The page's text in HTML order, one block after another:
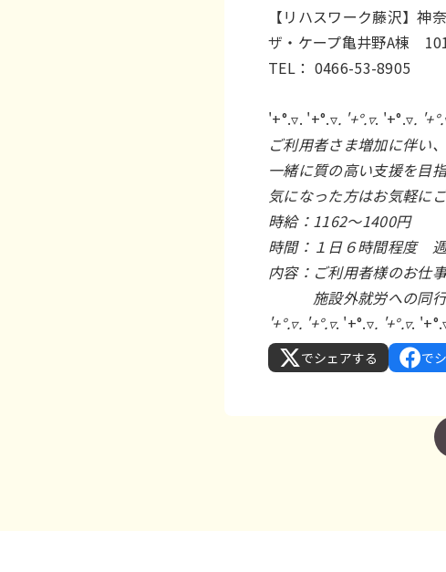
【リハスワーク藤沢】神
ザ・ケープ亀井野A棟
TEL： 0466-53-8905
'+°.▿. '+°.▿. '+°.▿. '+°.▿.
ご利用者さま増加に伴い
一緒に質の高い支援を目
気になった方はお気軽に
時給：1162～1400円
時間：１日６時間程度 週
内容：ご利用者様のお仕
施設外就労への同行
'+°.▿. '+°.▿. '+°.▿. '+°.▿.
でシェアする で